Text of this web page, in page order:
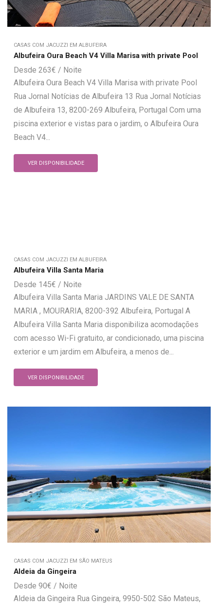
CASAS COM JACUZZI EM ALBUFEIRA
Albufeira Oura Beach V4 Villa Marisa with private Pool
263€
Albufeira Oura Beach V4 Villa Marisa with private Pool
Rua Jornal Notícias de Albufeira 13 Rua Jornal Notícias
de Albufeira 13, 8200-269 Albufeira, Portugal Com uma
piscina exterior e vistas para o jardim, o Albufeira Oura
Beach V4...
VER DISPONIBILIDADE
CASAS COM JACUZZI EM ALBUFEIRA
Albufeira Villa Santa Maria
145€
Albufeira Villa Santa Maria JARDINS VALE DE SANTA
MARIA , MOURARIA, 8200-392 Albufeira, Portugal A
Albufeira Villa Santa Maria disponibiliza acomodações
com acesso Wi-Fi gratuito, ar condicionado, uma piscina
exterior e um jardim em Albufeira, a menos de...
VER DISPONIBILIDADE
CASAS COM JACUZZI EM SÃO MATEUS
Aldeia da Gingeira
90€
Aldeia da Gingeira Rua Gingeira, 9950-502 São Mateus,